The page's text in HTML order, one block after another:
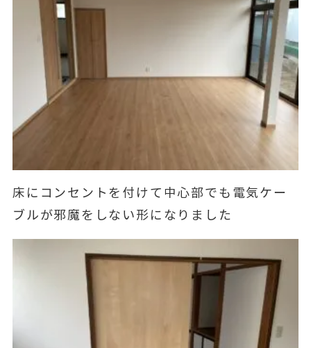
床にコンセントを付けて中心部でも電気ケー
ブルが邪魔をしない形になりました